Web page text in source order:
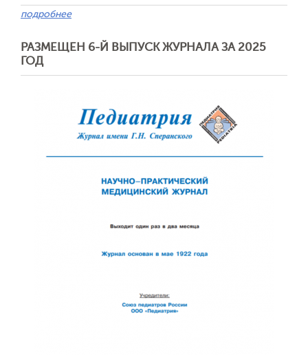
подробнее
РАЗМЕЩЕН 6-Й ВЫПУСК ЖУРНАЛА ЗА 2025
ГОД